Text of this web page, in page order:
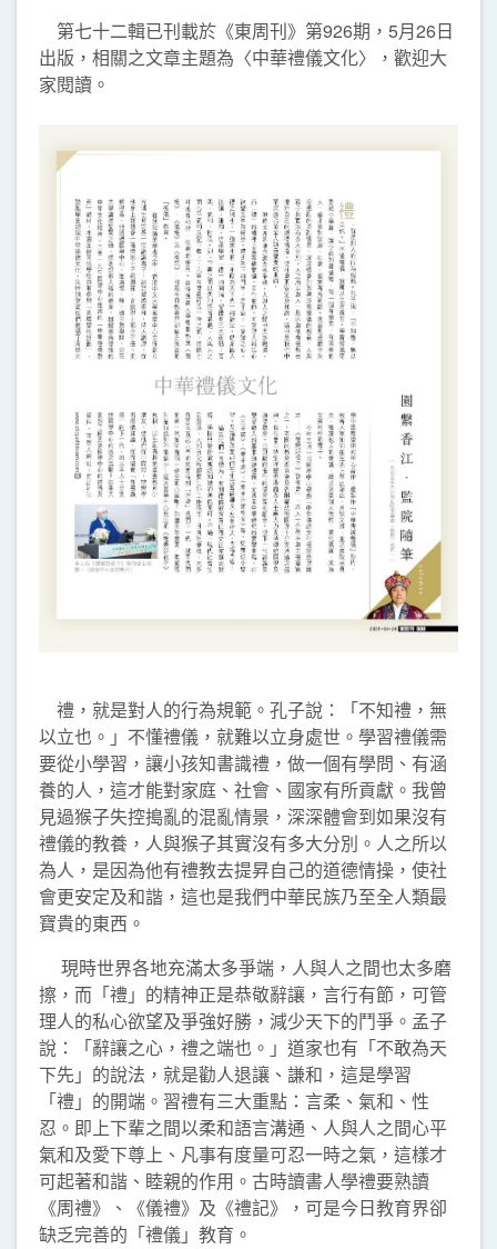
第七十二輯已刊載於《東周刊》第926期，5月26日
出版，相關之文章主題為〈中華禮儀文化〉，歡迎大
家閱讀。
禮，就是對人的行為規範。孔子說：「不知禮，無
以立也。」不懂禮儀，就難以立身處世。學習禮儀需
要從小學習，讓小孩知書識禮，做一個有學問、有涵
養的人，這才能對家庭、社會、國家有所貢獻。我曾
見過猴子失控搗亂的混亂情景，深深體會到如果沒有
禮儀的教養，人與猴子其實沒有多大分別。人之所以
為人，是因為他有禮教去提昇自己的道德情操，使社
會更安定及和諧，這也是我們中華民族乃至全人類最
寶貴的東西。
現時世界各地充滿太多爭端，人與人之間也太多磨
擦，而「禮」的精神正是恭敬辭讓，言行有節，可管
理人的私心欲望及爭強好勝，減少天下的鬥爭。孟子
說：「辭讓之心，禮之端也。」道家也有「不敢為天
下先」的說法，就是勸人退讓、謙和，這是學習
「禮」的開端。習禮有三大重點：言柔、氣和、性
忍。即上下輩之間以柔和語言溝通、人與人之間心平
氣和及愛下尊上、凡事有度量可忍一時之氣，這樣才
可起著和諧、睦親的作用。古時讀書人學禮要熟讀
《周禮》、《儀禮》及《禮記》，可是今日教育界卻
缺乏完善的「禮儀」教育。